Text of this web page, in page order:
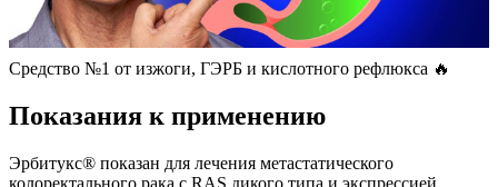
Средство №1 от изжоги, ГЭРБ и кислотного рефлюкса 🔥
Показания к применению
Эрбитукс® показан для лечения метастатического
колоректального рака с RAS дикого типа и экспрессией